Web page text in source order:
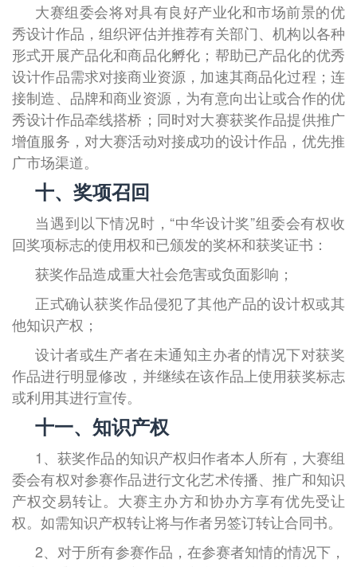
大赛组委会将对具有良好产业化和市场前景的优
秀设计作品，组织评估并推荐有关部门、机构以各种
形式开展产品化和商品化孵化；帮助已产品化的优秀
设计作品需求对接商业资源，加速其商品化过程；连
接制造、品牌和商业资源，为有意向出让或合作的优
秀设计作品牵线搭桥；同时对大赛获奖作品提供推广
增值服务，对大赛活动对接成功的设计作品，优先推
广市场渠道。
十、奖项召回
当遇到以下情况时，“中华设计奖”组委会有权收
回奖项标志的使用权和已颁发的奖杯和获奖证书：
获奖作品造成重大社会危害或负面影响；
正式确认获奖作品侵犯了其他产品的设计权或其
他知识产权；
设计者或生产者在未通知主办者的情况下对获奖
作品进行明显修改，并继续在该作品上使用获奖标志
或利用其进行宣传。
十一、知识产权
1、获奖作品的知识产权归作者本人所有，大赛组
委会有权对参赛作品进行文化艺术传播、推广和知识
产权交易转让。大赛主办方和协办方享有优先受让
权。如需知识产权转让将与作者另签订转让合同书。
2、对于所有参赛作品，在参赛者知情的情况下，